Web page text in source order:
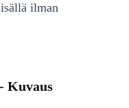
ilman
Kuvaus